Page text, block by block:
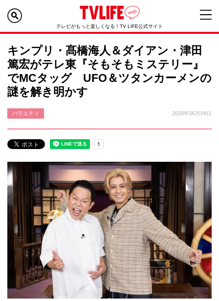
テレビがもっと楽しくなる！TV LIFE公式サイト
キンプリ・髙橋海人＆ダイアン・津田
篤宏がテレ東『そもそもミステリー』
でMCタッグ UFO＆ツタンカーメンの
謎を解き明かす
バラエティ 2026年06月04日